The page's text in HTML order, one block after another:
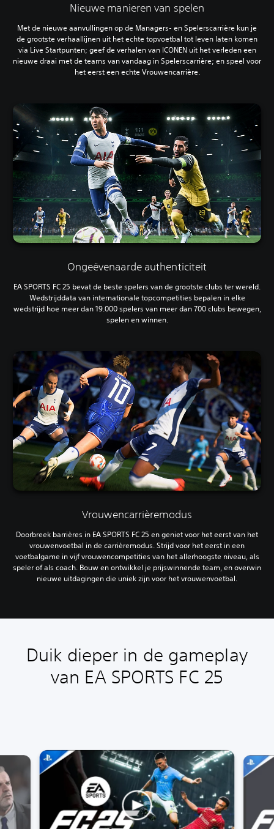
Nieuwe manieren van spelen
Met de nieuwe aanvullingen op de Managers- en Spelerscarrière kun je
de grootste verhaallijnen uit het echte topvoetbal tot leven laten komen
via Live Startpunten; geef de verhalen van ICONEN uit het verleden een
nieuwe draai met de teams van vandaag in Spelerscarrière; en speel voor
het eerst een echte Vrouwencarrière.
Ongeëvenaarde authenticiteit
EA SPORTS FC 25 bevat de beste spelers van de grootste clubs ter wereld.
Wedstrijddata van internationale topcompetities bepalen in elke
wedstrijd hoe meer dan 19.000 spelers van meer dan 700 clubs bewegen,
spelen en winnen.
Vrouwencarrièremodus
Doorbreek barrières in EA SPORTS FC 25 en geniet voor het eerst van het
vrouwenvoetbal in de carrièremodus. Strijd voor het eerst in een
voetbalgame in vijf vrouwencompetities van het allerhoogste niveau, als
speler of als coach. Bouw en ontwikkel je prijswinnende team, en overwin
nieuwe uitdagingen die uniek zijn voor het vrouwenvoetbal.
Duik dieper in de gameplay
van EA SPORTS FC 25